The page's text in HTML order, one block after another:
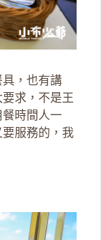
，也有講
求，不是王
時間人一
服務的，我